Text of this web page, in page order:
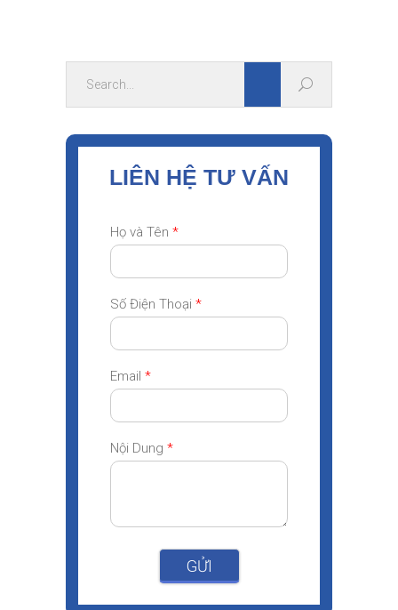
LIÊN HỆ TƯ VẤN
Họ và Tên *
Số Điện Thoại *
Email *
Nội Dung *
GỬI